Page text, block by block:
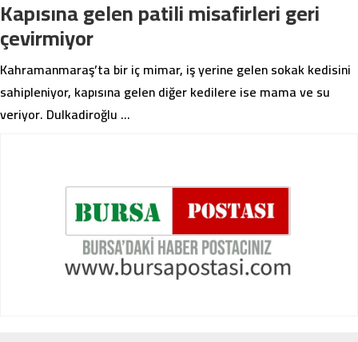
Kapısına gelen patili misafirleri geri
çevirmiyor
Kahramanmaraş’ta bir iç mimar, iş yerine gelen sokak kedisini
sahipleniyor, kapısına gelen diğer kedilere ise mama ve su
veriyor. Dulkadiroğlu …